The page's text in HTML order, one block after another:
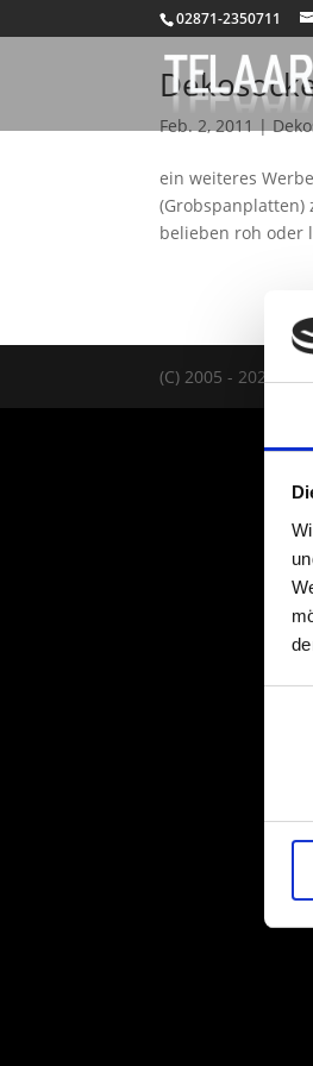
02871-2350711
Feb. 2, 2011|
ein weiteres
(Grobspanplatten)
belieben roh oder
(C) 2005 - 2026